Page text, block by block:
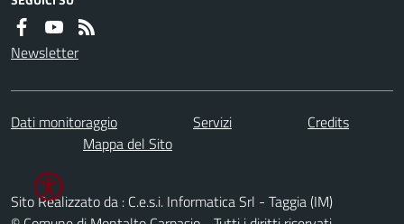
Newsletter
Dati monitoraggio Servizi
Credits
Mappa del Sito
Sito Realizzato da : C.e.s.i. Informatica Srl - Taggia (IM)